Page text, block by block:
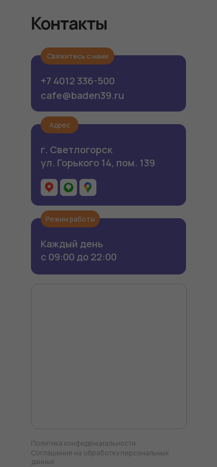
+7 4012 336-500
cafe@baden39.ru
г. Светлогорск
ул. Горького 14, пом. 139
Каждый день
с 09:00 до 22:00
Контакты
Свяжитесь с нами
Адрес
Режим работы
Политика конфиденциальности
Соглашение на обработку персональных
данных